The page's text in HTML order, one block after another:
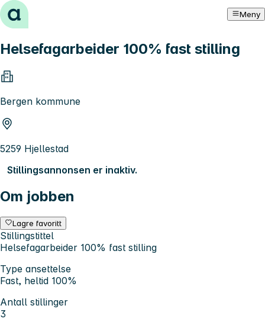
Hopp til innhold Meny
Helsefagarbeider 100% fast stilling
Bergen kommune
5259 Hjellestad
Stillingsannonsen er inaktiv.
Om jobben
Lagre favoritt
Stillingstittel
Helsefagarbeider 100% fast stilling
Type ansettelse
Fast, heltid 100%
Antall stillinger
3